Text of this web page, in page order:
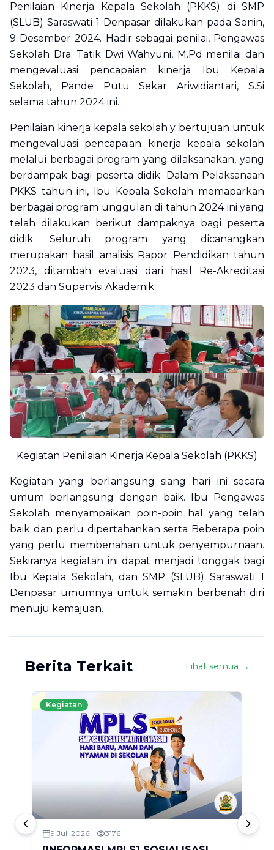
Penilaian Kinerja Kepala Sekolah (PKKS) di SMP
(SLUB) Saraswati 1 Denpasar dilakukan pada Senin,
9 Desember 2024. Hadir sebagai penilai, Pengawas
Sekolah Dra. Tatik Dwi Wahyuni, M.Pd menilai dan
mengevaluasi pencapaian kinerja Ibu Kepala
Sekolah, Pande Putu Sekar Ariwidiantari, S.Si
selama tahun 2024 ini.
Penilaian kinerja kepala sekolah y bertujuan untuk
mengevaluasi pencapaian kinerja kepala sekolah
melalui berbagai program yang dilaksanakan, yang
berdampak bagi peserta didik. Dalam Pelaksanaan
PKKS tahun ini, Ibu Kepala Sekolah memaparkan
berbagai program unggulan di tahun 2024 ini yang
telah dilakukan berikut dampaknya bagi peserta
didik. Seluruh program yang dicanangkan
merupakan hasil analisis Rapor Pendidikan tahun
2023, ditambah evaluasi dari hasil Re-Akreditasi
2023 dan Supervisi Akademik.
Kegiatan Penilaian Kinerja Kepala Sekolah (PKKS)
Kegiatan yang berlangsung siang hari ini secara
umum berlangsung dengan baik. Ibu Pengawas
Sekolah menyampaikan poin-poin hal yang telah
baik dan perlu dipertahankan serta Beberapa poin
yang perlu membenahan untuk penyempurnaan.
Sekiranya kegiatan ini dapat menjadi tonggak bagi
Ibu Kepala Sekolah, dan SMP (SLUB) Saraswati 1
Denpasar umumnya untuk semakin berbenah diri
menuju kemajuan.
Berita Terkait Lihat semua →
Kegiatan
9 Juli 2026 3176